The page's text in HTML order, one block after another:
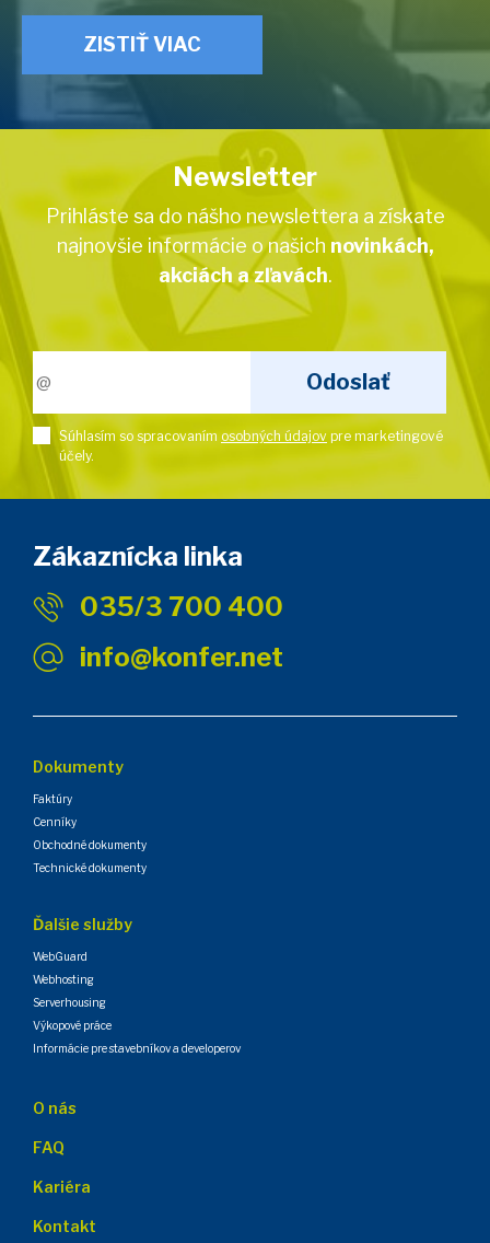
ZISTIŤ VIAC
Newsletter
Prihláste sa do nášho newslettera a získate
najnovšie informácie o našich novinkách,
akciách a zľavách.
Súhlasím so spracovaním osobných údajov pre marketingové
účely.
Zákaznícka linka
035/3 700 400
info@konfer.net
Dokumenty
Faktúry
Cenníky
Obchodné dokumenty
Technické dokumenty
Ďalšie služby
WebGuard
Webhosting
Serverhousing
Výkopové práce
Informácie pre stavebníkov a developerov
O nás
FAQ
Kariéra
Kontakt